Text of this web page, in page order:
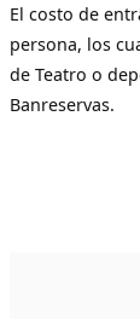
El costo de
persona, los
de Teatro o
Banreservas.